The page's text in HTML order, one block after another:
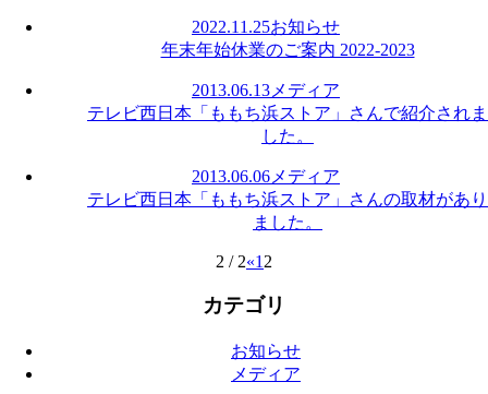
2022.11.25お知らせ
年末年始休業のご案内 2022-2023
2013.06.13 メディア
テレビ西日本「ももち浜ストア」さんで紹介されま
した。
2013.06.06 メディア
テレビ西日本「ももち浜ストア」さんの取材があり
ました。
2 / 2«1 2
カテゴリ
お知らせ
メディア